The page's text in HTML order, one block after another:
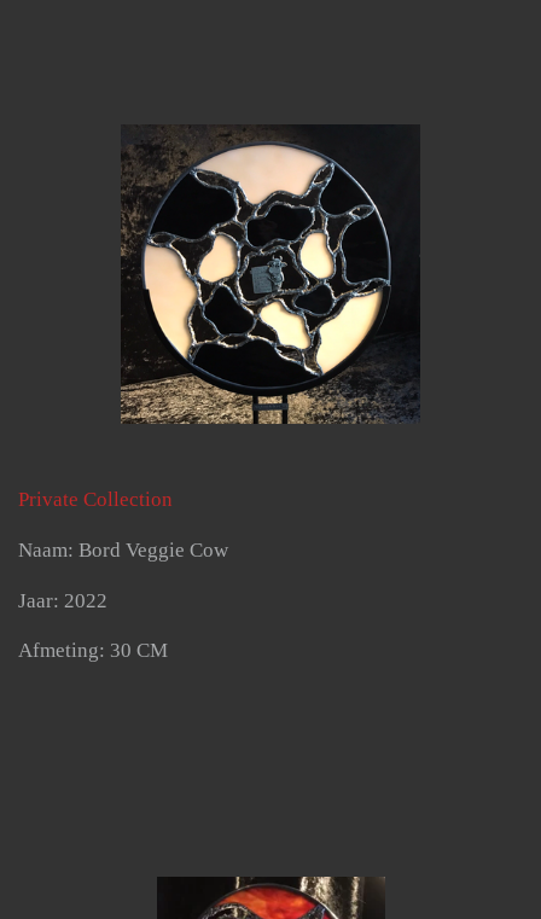
Private Collection
Naam: Bord Veggie Cow
Jaar: 2022
Afmeting: 30 CM